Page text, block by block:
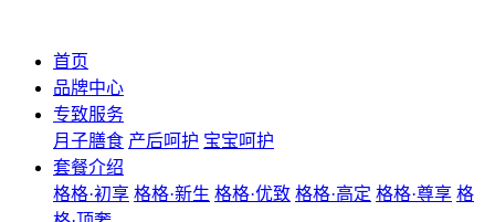
首页
品牌中心
专致服务
月子膳食 产后呵护 宝宝呵护
套餐介绍
格格·初享 格格·新生 格格·优致 格格·高定 格格·尊享 格